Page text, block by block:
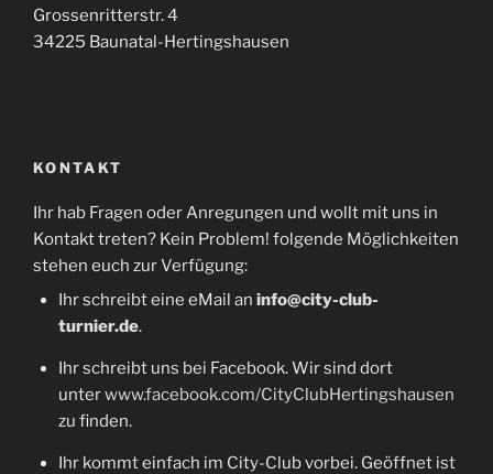
Grossenritterstr. 4
34225 Baunatal-Hertingshausen
KONTAKT
Ihr hab Fragen oder Anregungen und wollt mit uns in
Kontakt treten? Kein Problem! folgende Möglichkeiten
stehen euch zur Verfügung:
Ihr schreibt eine eMail an info@city-club-
turnier.de.
Ihr schreibt uns bei Facebook. Wir sind dort
unterwww.facebook.com/CityClubHertingshausen
zu finden.
Ihr kommt einfach im City-Club vorbei. Geöffnet ist